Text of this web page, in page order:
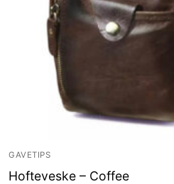
GAVETIPS
Hofteveske – Coffee